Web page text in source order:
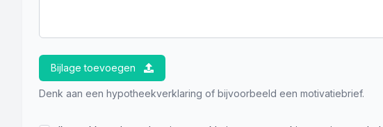
Bijlage toevoegen
Denk aan een hypotheekverklaring of bijvoorbeeld een motivatiebrief.